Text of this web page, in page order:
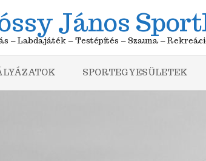
János
– Labdajáték – Testépítés – Szauna –
SPORTEGYESÜLETEK